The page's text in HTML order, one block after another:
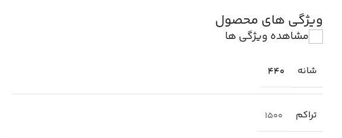
ویژگی های محصول
مشاهده ویژگی ها
شانه 440
تراکم 1500